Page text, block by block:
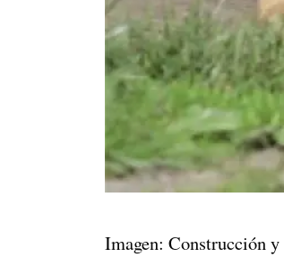
Imagen: Construcción y